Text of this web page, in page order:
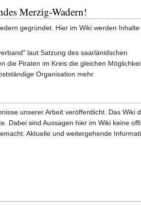
Merzig-Wadern!
gegründet. Hier im Wiki werden
laut Satzung des saarlänidschen
die Piraten im Kreis die gleichen
Organisation mehr.
unserer Arbeit veröffentlicht. Das Wiki
Dabei sind Aussagen hier im Wiki keine
Aktuelle und weitergehende